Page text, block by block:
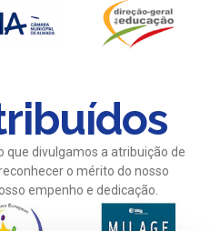
que divulgamos a atribuição de
o mérito do nosso
empenho e dedicação.